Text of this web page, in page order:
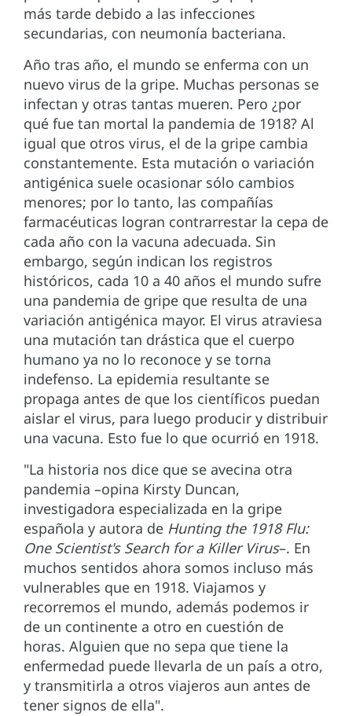
más tarde debido a las infecciones
secundarias, con neumonía bacteriana.
Año tras año, el mundo se enferma con un
nuevo virus de la gripe. Muchas personas se
infectan y otras tantas mueren. Pero ¿por
qué fue tan mortal la pandemia de 1918? Al
igual que otros virus, el de la gripe cambia
constantemente. Esta mutación o variación
antigénica suele ocasionar sólo cambios
menores; por lo tanto, las compañías
farmacéuticas logran contrarrestar la cepa de
cada año con la vacuna adecuada. Sin
embargo, según indican los registros
históricos, cada 10 a 40 años el mundo sufre
una pandemia de gripe que resulta de una
variación antigénica mayor. El virus atraviesa
una mutación tan drástica que el cuerpo
humano ya no lo reconoce y se torna
indefenso. La epidemia resultante se
propaga antes de que los científicos puedan
aislar el virus, para luego producir y distribuir
una vacuna. Esto fue lo que ocurrió en 1918.
"La historia nos dice que se avecina otra
pandemia –opina Kirsty Duncan,
investigadora especializada en la gripe
española y autora de Hunting the 1918 Flu:
One Scientist's Search for a Killer Virus–. En
muchos sentidos ahora somos incluso más
vulnerables que en 1918. Viajamos y
recorremos el mundo, además podemos ir
de un continente a otro en cuestión de
horas. Alguien que no sepa que tiene la
enfermedad puede llevarla de un país a otro,
y transmitirla a otros viajeros aun antes de
tener signos de ella".